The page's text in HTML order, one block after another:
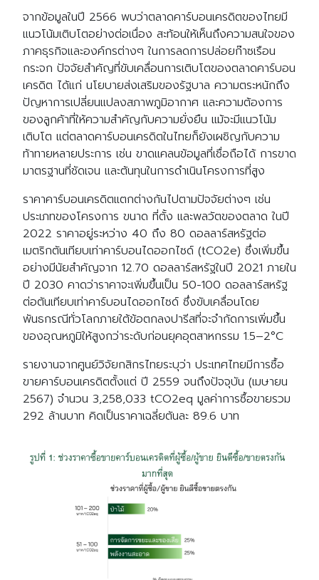
Search
for: Search
จากข้อมูลในปี 2566 พบว่าตลาดคาร์บอนเครดิตของไทยมี
แนวโน้มเติบโตอย่างต่อเนื่อง สะท้อนให้เห็นถึงความสนใจของ
ภาคธุรกิจและองค์กรต่างๆ ในการลดการปล่อยก๊าซเรือน
กระจก ปัจจัยสำคัญที่ขับเคลื่อนการเติบโตของตลาดคาร์บอน
เครดิต ได้แก่ นโยบายส่งเสริมของรัฐบาล ความตระหนักถึง
ปัญหาการเปลี่ยนแปลงสภาพภูมิอากาศ และความต้องการ
ของลูกค้าที่ให้ความสำคัญกับความยั่งยืน แม้จะมีแนวโน้ม
เติบโต แต่ตลาดคาร์บอนเครดิตในไทยก็ยังเผชิญกับความ
ท้าทายหลายประการ เช่น ขาดแคลนข้อมูลที่เชื่อถือได้ การขาด
มาตรฐานที่ชัดเจน และต้นทุนในการดำเนินโครงการที่สูง
ราคาคาร์บอนเครดิตแตกต่างกันไปตามปัจจัยต่างๆ เช่น
ประเภทของโครงการ ขนาด ที่ตั้ง และพลวัตของตลาด ในปี
2022 ราคาอยู่ระหว่าง 40 ถึง 80 ดอลลาร์สหรัฐต่อ
เมตริกตันเทียบเท่าคาร์บอนไดออกไซด์ (tCO2e) ซึ่งเพิ่มขึ้น
อย่างมีนัยสำคัญจาก 12.70 ดอลลาร์สหรัฐในปี 2021 ภายใน
ปี 2030 คาดว่าราคาจะเพิ่มขึ้นเป็น 50-100 ดอลลาร์สหรัฐ
ต่อตันเทียบเท่าคาร์บอนไดออกไซด์ ซึ่งขับเคลื่อนโดย
พันธกรณีทั่วโลกภายใต้ข้อตกลงปารีสที่จะจำกัดการเพิ่มขึ้น
ของอุณหภูมิให้สูงกว่าระดับก่อนยุคอุตสาหกรรม 1.5–2°C
รายงานจากศูนย์วิจัยกสิกรไทยระบุว่า ประเทศไทยมีการซื้อ
ขายคาร์บอนเครดิตตั้งแต่ ปี 2559 จนถึงปัจจุบัน (เมษายน
2567) จำนวน 3,258,033 tCO2eq มูลค่าการซื้อขายรวม
292 ล้านบาท คิดเป็นราคาเฉลี่ยตันละ 89.6 บาท